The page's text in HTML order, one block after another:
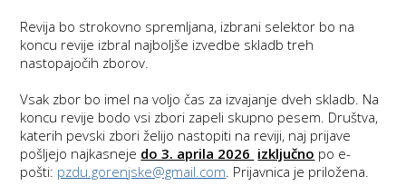
Revija bo strokovno spremljana, izbrani selektor bo na
koncu revije izbral najboljše izvedbe skladb treh
nastopajočih zborov.
Vsak zbor bo imel na voljo čas za izvajanje dveh skladb. Na
koncu revije bodo vsi zbori zapeli skupno pesem. Društva,
katerih pevski zbori želijo nastopiti na reviji, naj prijave
pošljejo najkasneje do 3. aprila 2026 izključno po e-
pošti: pzdu.gorenjske@gmail.com. Prijavnica je priložena.